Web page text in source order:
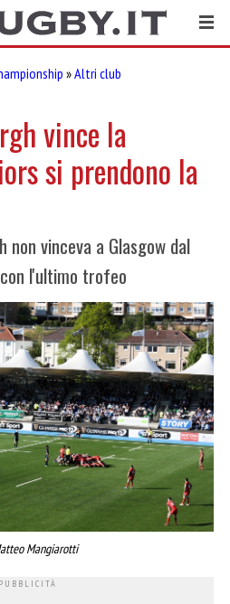
»Altri club
vince la
si prendono la
non vinceva a Glasgow dal
l'ultimo trofeo
Mangiarotti